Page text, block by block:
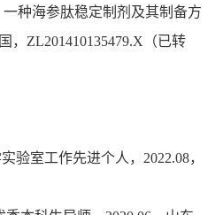
种海参肽稳定制剂及其制备方
， ZL201410135479.X （已转
验室工作先进个人 ， 2022.08，